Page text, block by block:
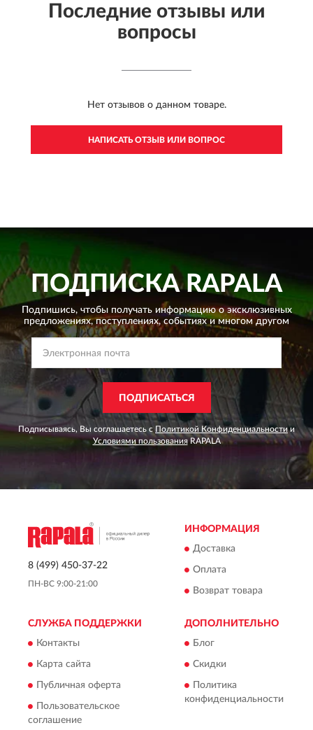
Последние отзывы или
вопросы
Нет отзывов о данном товаре.
НАПИСАТЬ ОТЗЫВ ИЛИ ВОПРОС
ПОДПИСКАRAPALA
Подпишись, чтобы получать информацию о эксклюзивных
предложениях,поступлениях, событиях и многом другом
ПОДПИСАТЬСЯ
Подписываясь, Вы соглашаетесь сПолитикой Конфиденциальности и
Условиями пользованияRAPALA
8 (499) 450-37-22
ПН-ВС 9:00-21:00
ИНФОРМАЦИЯ
Доставка
Оплата
Возврат товара
СЛУЖБА ПОДДЕРЖКИ
Контакты
Карта сайта
Публичная оферта
Пользовательское
соглашение
ДОПОЛНИТЕЛЬНО
Блог
Скидки
Политика
конфиденциальности